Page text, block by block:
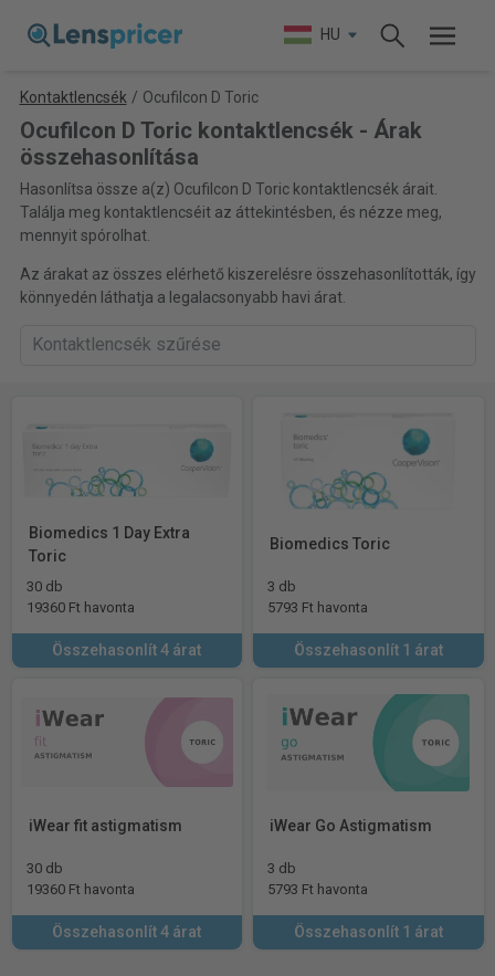
HU
Kontaktlencsék / Ocufilcon D Toric
Ocufilcon D Toric kontaktlencsék - Árak
összehasonlítása
Hasonlítsa össze a(z) Ocufilcon D Toric kontaktlencsék árait.
Találja meg kontaktlencséit az áttekintésben, és nézze meg,
mennyit spórolhat.
Az árakat az összes elérhető kiszerelésre összehasonlították, így
könnyedén láthatja a legalacsonyabb havi árat.
Biomedics 1 Day Extra
Toric
30 db
19360 Ft havonta
Összehasonlít 4 árat
Biomedics Toric
3 db
5793 Ft havonta
Összehasonlít 1 árat
iWear fit astigmatism
30 db
19360 Ft havonta
Összehasonlít 4 árat
iWear Go Astigmatism
3 db
5793 Ft havonta
Összehasonlít 1 árat